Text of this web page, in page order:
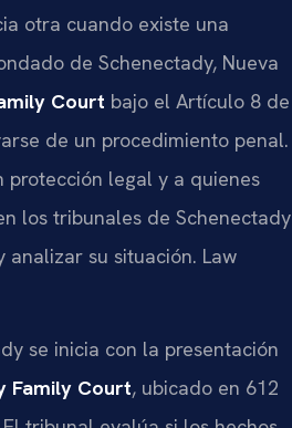
otra cuando existe una
de Schenectady, Nueva
Court bajo el Artículo 8 de
de un procedimiento penal.
protección legal y a quienes
los tribunales de Schenectady
su situación. Law
se inicia con la presentación
Family Court, ubicado en 612